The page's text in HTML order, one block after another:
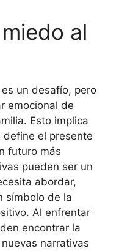
al
un desafío, pero
emocional de
Esto implica
define el presente
futuro más
pueden ser un
abordar,
símbolo de la
Al enfrentar
encontrar la
narrativas